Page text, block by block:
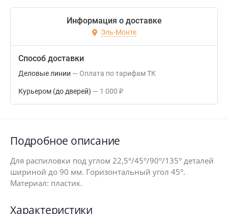
Информация о доставке
Эль-Монте
Способ доставки
Деловые линии Оплата по тарифам ТК
Курьером (до дверей) 1 000 ₽
Подробное описание
Для распиловки под углом 22,5°/45°/90°/135° деталей
шириной до 90 мм. Горизонтальный угол 45°.
Материал: пластик.
Характеристики